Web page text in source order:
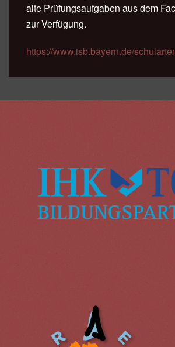
alte Prüfungsaufgaben aus dem
zur Verfügung.
https://www.isb.bayern.de/